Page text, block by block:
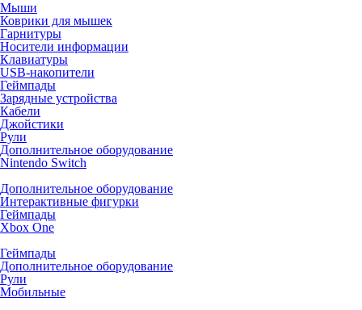
Мыши
Коврики для мышек
Гарнитуры
Носители информации
Клавиатуры
USB-накопители
Геймпады
Зарядные устройства
Кабели
Джойстики
Рули
Дополнительное оборудование
Nintendo Switch
Дополнительное оборудование
Интерактивные фигурки
Геймпады
Xbox One
Геймпады
Дополнительное оборудование
Рули
Мобильные